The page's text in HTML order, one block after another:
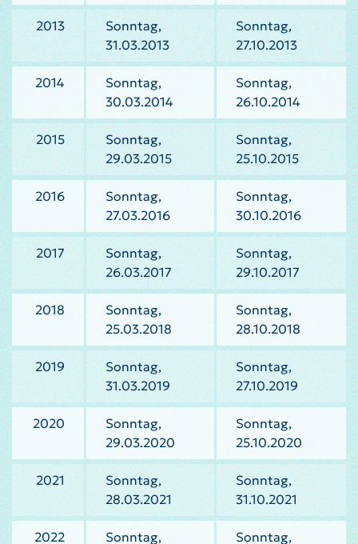
2013
Sonntag,
31.03.2013
Sonntag,
27.10.2013
2014
Sonntag,
30.03.2014
Sonntag,
26.10.2014
2015
Sonntag,
29.03.2015
Sonntag,
25.10.2015
2016
Sonntag,
27.03.2016
Sonntag,
30.10.2016
2017
Sonntag,
26.03.2017
Sonntag,
29.10.2017
2018
Sonntag,
25.03.2018
Sonntag,
28.10.2018
2019
Sonntag,
31.03.2019
Sonntag,
27.10.2019
2020
Sonntag,
29.03.2020
Sonntag,
25.10.2020
2021
Sonntag,
28.03.2021
Sonntag,
31.10.2021
2022 Sonntag, Sonntag,